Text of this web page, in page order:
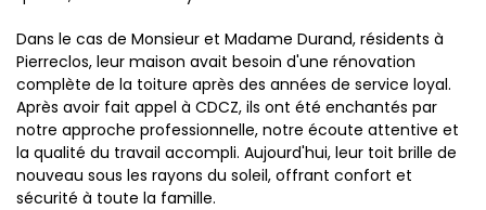
Dans le cas de Monsieur et Madame Durand, résidents à
Pierreclos, leur maison avait besoin d'une rénovation
complète de la toiture après des années de service loyal.
Après avoir fait appel à CDCZ, ils ont été enchantés par
notre approche professionnelle, notre écoute attentive et
la qualité du travail accompli. Aujourd'hui, leur toit brille de
nouveau sous les rayons du soleil, offrant confort et
sécurité à toute la famille.